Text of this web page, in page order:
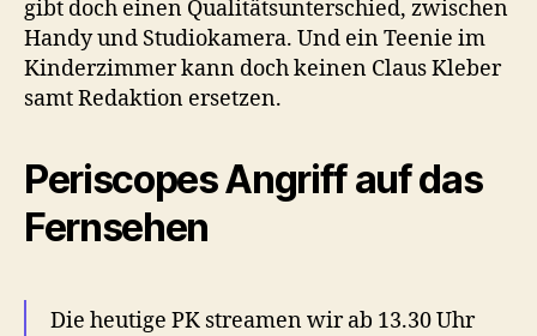
gibt doch einen Qualitätsunterschied, zwischen
Handy und Studiokamera. Und ein Teenie im
Kinderzimmer kann doch keinen Claus Kleber
samt Redaktion ersetzen.
Periscopes Angriff auf das
Fernsehen
Die heutige PK streamen wir ab 13.30 Uhr